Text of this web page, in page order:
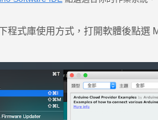
程式庫使用方式，打開軟體後點選